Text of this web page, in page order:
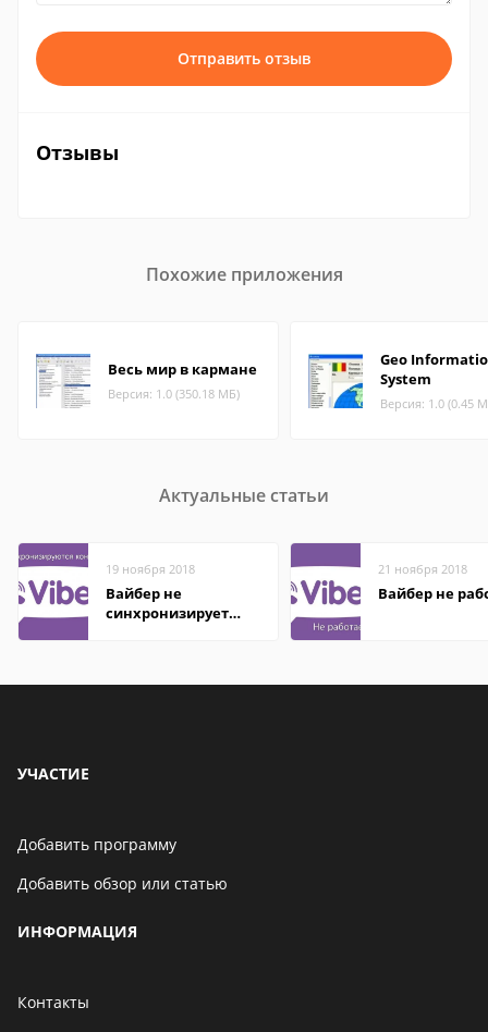
Отправить отзыв
Отзывы
Похожие приложения
Весь мир в кармане
Версия: 1.0 (350.18 МБ)
Geo
System
Версия: 1.0 (0.45
Актуальные статьи
19 ноября 2018
Вайбер не
синхронизирует
21 ноября 2018
Вайбер не
УЧАСТИЕ
Добавить программу
Добавить обзор или статью
ИНФОРМАЦИЯ
Контакты